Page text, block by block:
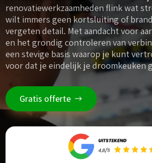
renovatiewerkzaamheden flink wat
wilt immers geen kortsluiting of
vergeten detail. Met aandacht voor
en het grondig controleren van
een stevige basis waarop je kunt
voor dat je eindelijk je droomkeuken
Gratis offerte